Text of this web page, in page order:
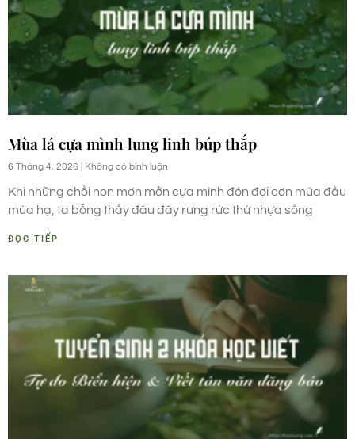
Mùa lá cựa mình lung linh búp thắp
6 Tháng 4, 2026 Không có bình luận
Khi những chồi non mơn mởn cựa mình đón đợi cơn mùa đầu
mùa hạ, ta bỗng thấy đâu đây rưng rức thứ nhựa sống
ĐỌC TIẾP